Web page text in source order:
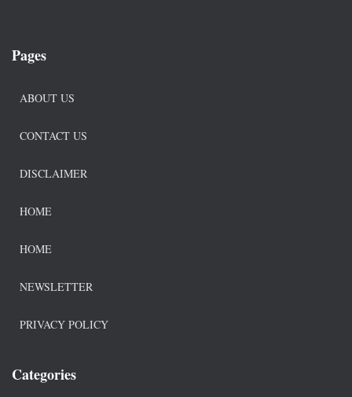
Pages
ABOUT US
CONTACT US
DISCLAIMER
HOME
HOME
NEWSLETTER
PRIVACY POLICY
Categories